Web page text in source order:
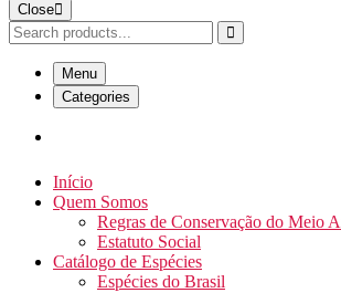
Close
Menu
Categories
Início
Quem Somos
Regras de Conservação do Meio
Estatuto Social
Catálogo de Espécies
Espécies do Brasil